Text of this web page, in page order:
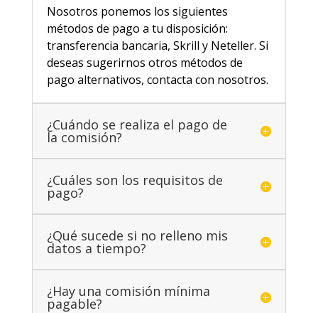
Nosotros ponemos los siguientes
métodos de pago a tu disposición:
transferencia bancaria, Skrill y Neteller. Si
deseas sugerirnos otros métodos de
pago alternativos, contacta con nosotros.
¿Cuándo se realiza el pago de
la comisión?
¿Cuáles son los requisitos de
pago?
¿Qué sucede si no relleno mis
datos a tiempo?
¿Hay una comisión mínima
pagable?